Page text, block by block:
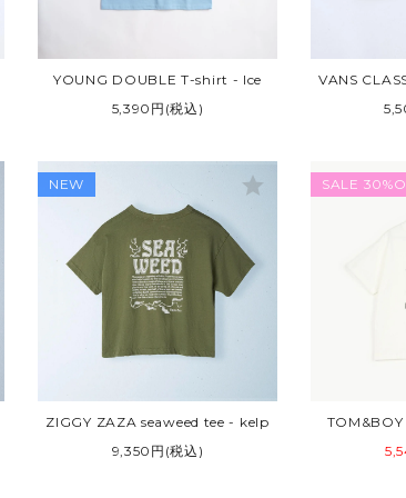
YOUNG DOUBLE T-shirt - Ice
5,390円(税込)
VANS
NEW
ZIGGY ZAZA seaweed tee - kelp
9,350円(税込)
star SALE